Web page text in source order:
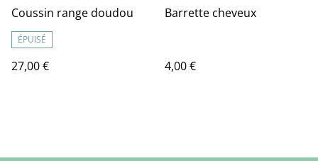
Coussin range doudou
ÉPUISÉ
27,00 €
Barrette cheveux
4,00 €